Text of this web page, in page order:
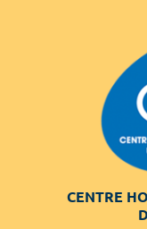
CENTRE